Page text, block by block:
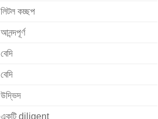
লিটল কচ্ছপ
আনন্দপূর্ণ
বেদি
বেদি
উদ্ভিদ
একটি diligent